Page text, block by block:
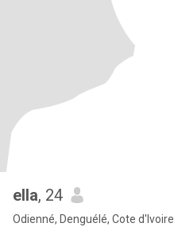
ella, 24
Odienné, Denguélé, Cote d'Ivoire